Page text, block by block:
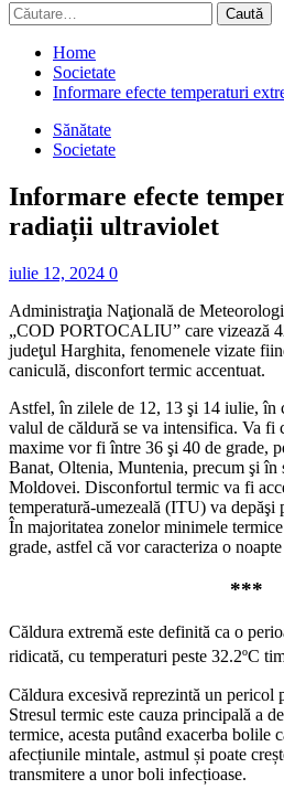
Caută
după:
Home
Societate
Informare efecte temperaturi
Sănătate
Societate
Informare efecte
radiații ultraviolet
iulie 12, 2024 0
Administraţia Naţională de
„COD PORTOCALIU” care vizează
judeţul Harghita, fenomenele vizate
caniculă, disconfort termic accentuat.
Astfel, în zilele de 12, 13 şi 14 iulie, în
valul de căldură se va intensifica. Va fi
maxime vor fi între 36 şi 40 de grade,
Banat, Oltenia, Muntenia, precum şi în
Moldovei. Disconfortul termic va fi
temperatură-umezeală (ITU) va
În majoritatea zonelor minimele
grade, astfel că vor caracteriza o
***
Căldura extremă este definită ca o
ridicată, cu temperaturi peste 32.2ºC
Căldura excesivă reprezintă un pericol
Stresul termic este cauza principală a
termice, acesta putând exacerba bolile
afecțiunile mintale, astmul și poate
transmitere a unor boli infecțioase.